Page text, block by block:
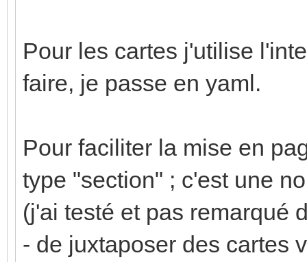
Pour les cartes j'utilise
faire, je passe en yaml.
Pour faciliter la mise en
type "section" ; c'est une
(j'ai testé et pas remarqué
- de juxtaposer des cartes